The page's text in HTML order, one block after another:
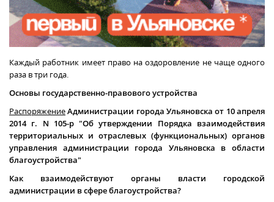
Каждый работник имеет право на оздоровление не чаще одного
раза в три года.
Основы государственно-правового устройства
РаспоряжениеАдминистрации города Ульяновска от 10 апреля
2014 г. N 105-р "Об утверждении Порядка взаимодействия
территориальных и отраслевых (функциональных) органов
управления администрации города Ульяновска в области
благоустройства"
Как взаимодействуют органы власти городской
администрации в сфере благоустройства?